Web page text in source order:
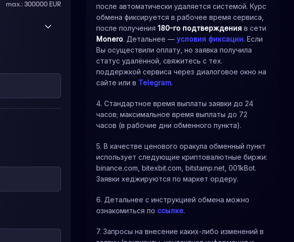
max.: 300000 EUR
после автоматически удаляется системой. Курс
обмена фиксируется в рабочее время сервиса,
после получения180-го подтверждения в сети
Monero. Детальнее —условия фиксации. Если
Вы осуществили оплату, но заявка получила
статус удалённой, свяжитесь с тех.
поддержкой сервиса через диалоговое окно на
сайте или в Telegram.
4. Стандартное время выплаты заявки до 24
часов; максимальное время выплаты до 72
часов (в рабочие дни обменного пункта).
5. В качестве ценового оракула обменный пункт
использует следующие криптовалютные биржи:
binance.com, bitexbit.com, bitstamp.net, 001kBot.
Заявки хеджируются по маркет ордеру.
6. Детальнее с инструкцией обмена можно
ознакомиться по ссылке.
7. Запросы на внесение каких-либо изменений в